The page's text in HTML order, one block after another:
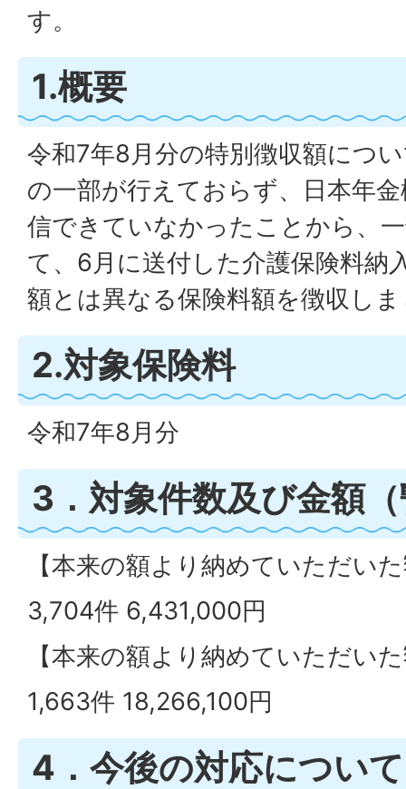
す。
1.概要
令和7年8月分の特別徴収額につ
の一部が行えておらず、日本年
信できていなかったことから、
て、6月に送付した介護保険料納
額とは異なる保険料額を徴収し
2.対象保険料
令和7年8月分
3．対象件数及び金額
【本来の額より納めていただい
3,704件 6,431,000円
【本来の額より納めていただい
1,663件 18,266,100円
4．今後の対応について